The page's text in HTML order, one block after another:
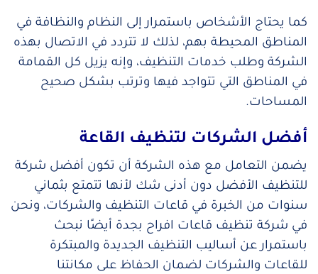
كما يحتاج الأشخاص باستمرار إلى النظام والنظافة في
المناطق المحيطة بهم، لذلك لا تتردد في الاتصال بهذه
الشركة وطلب خدمات التنظيف، وإنه يزيل كل القمامة
في المناطق التي تتواجد فيها وترتب بشكل صحيح
المساحات.
أفضل الشركات لتنظيف القاعة
يضمن التعامل مع هذه الشركة أن تكون أفضل شركة
للتنظيف الأفضل دون أدنى شك لأنها تتمتع بثماني
سنوات من الخبرة في قاعات التنظيف والشركات، ونحن
في شركة تنظيف قاعات افراح بجدة أيضًا نبحث
باستمرار عن أساليب التنظيف الجديدة والمبتكرة
للقاعات والشركات لضمان الحفاظ على مكانتنا